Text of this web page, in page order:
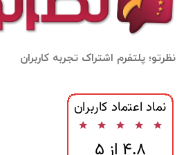
نظرتو؛ پلتفرم اشتراک تجربه کاربران